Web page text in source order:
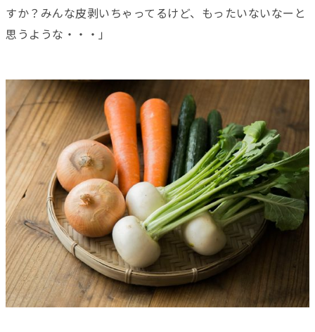
すか？みんな皮剥いちゃってるけど、もったいないなーと
思うような・・・」